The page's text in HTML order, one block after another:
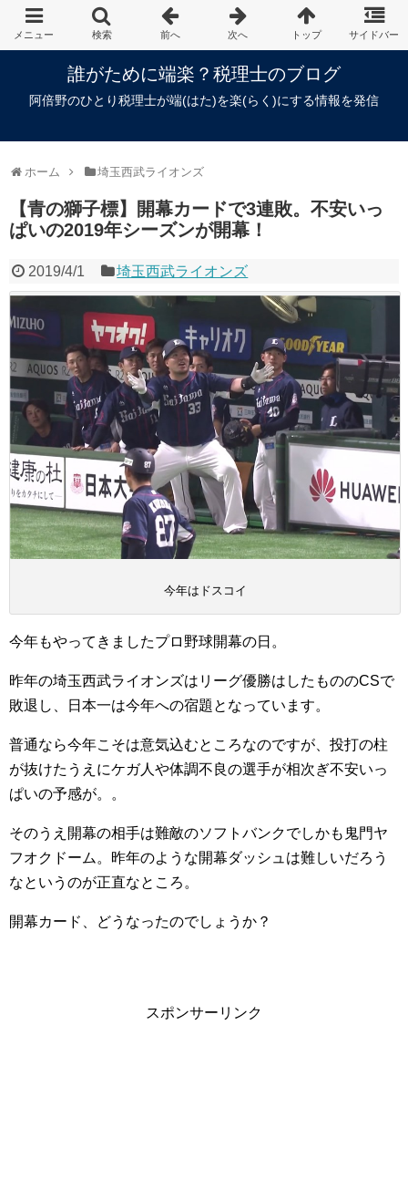
誰がために端楽？税理士のブログ
阿倍野のひとり税理士が端(はた)を楽(らく)にする情報を発信
ホーム 埼玉西武ライオンズ
【青の獅子標】開幕カードで3連敗。不安いっ
ぱいの2019年シーズンが開幕！
2019/4/1 埼玉西武ライオンズ
今年はドスコイ
今年もやってきましたプロ野球開幕の日。
昨年の埼玉西武ライオンズはリーグ優勝はしたもののCSで
敗退し、日本一は今年への宿題となっています。
普通なら今年こそは意気込むところなのですが、投打の柱
が抜けたうえにケガ人や体調不良の選手が相次ぎ不安いっ
ぱいの予感が。。
そのうえ開幕の相手は難敵のソフトバンクでしかも鬼門ヤ
フオクドーム。昨年のような開幕ダッシュは難しいだろう
なというのが正直なところ。
開幕カード、どうなったのでしょうか？
スポンサーリンク